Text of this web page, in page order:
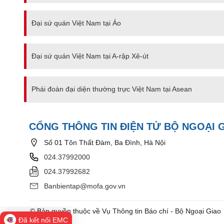
Đại sứ quán Việt Nam tại Áo
Đại sứ quán Việt Nam tại A-rập Xê-út
Phái đoàn đại diện thường trực Việt Nam tại Asean
CỔNG THÔNG TIN ĐIỆN TỬ BỘ NGOẠI
Số 01 Tôn Thất Đàm, Ba Đình, Hà Nội
024.37992000
024.37992682
Banbientap@mofa.gov.vn
© Bản quyền thuộc về Vụ Thông tin Báo chí - Bộ Ngoại Giao
Đã kết nối EMC